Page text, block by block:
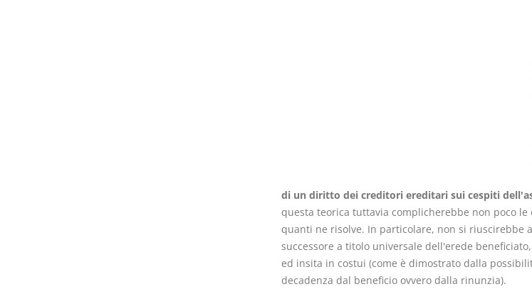
di un diritto dei creditori ereditari sui cespiti
questa teorica tuttavia complicherebbe non poco
quanti ne risolve. In particolare, non si riuscirebbe
successore a titolo universale dell'erede
ed insita in costui (come è dimostrato dalla
decadenza dal beneficio ovvero dalla rinunzia).